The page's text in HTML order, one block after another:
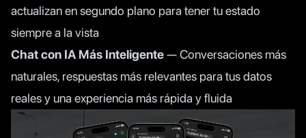
actualizan en segundo plano para tener tu estado
siempre a la vista
Chat con IA Más Inteligente— Conversaciones más
naturales, respuestas más relevantes para tus datos
reales y una experiencia más rápida y fluida